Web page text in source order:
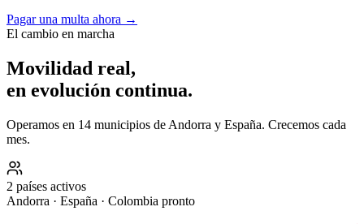
Pagar una multa ahora →
El cambio en marcha
Movilidad real,
en evolución continua.
Operamos en 14 municipios de Andorra y España. Crecemos cada
mes.
2 países activos
Andorra · España · Colombia pronto